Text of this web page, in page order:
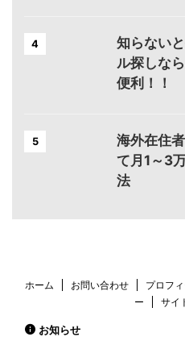
4
知らない
ル探しな
便利！！
5
海外在住
て月1～3
法
ホーム お問い合わせ プロフ
ー
サイ
お知らせ